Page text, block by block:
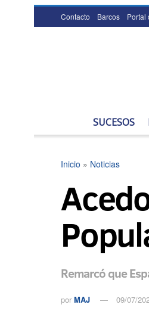
Contacto Barcos Portal
SUCESOS
Inicio » Noticias
Remarcó que
por MAJ 09/07/